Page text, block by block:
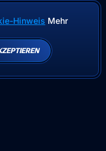
Hinweis Mehr